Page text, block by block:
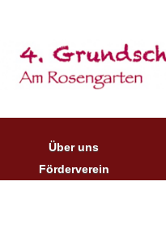
Über uns
Förderverein